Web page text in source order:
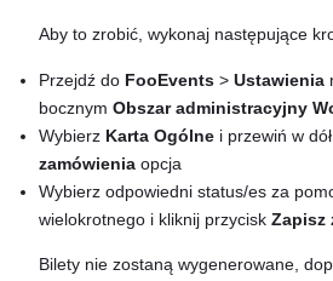
Aby to zrobić, wykonaj następujące
Przejdź do FooEvents > Ustawienia
bocznym Obszar administracyjny
Wybierz Karta Ogólne i przewiń w
zamówienia opcja
Wybierz odpowiedni status/es za
wielokrotnego i kliknij przycisk Zapisz
Bilety nie zostaną wygenerowane,